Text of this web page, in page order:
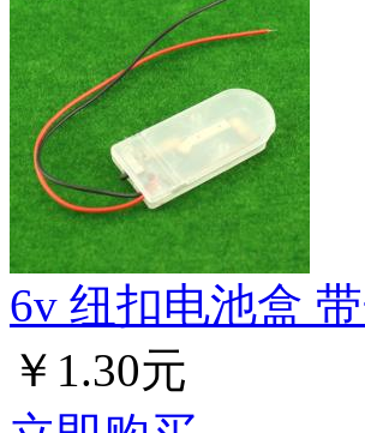
6v 纽扣电池盒
￥1.30元